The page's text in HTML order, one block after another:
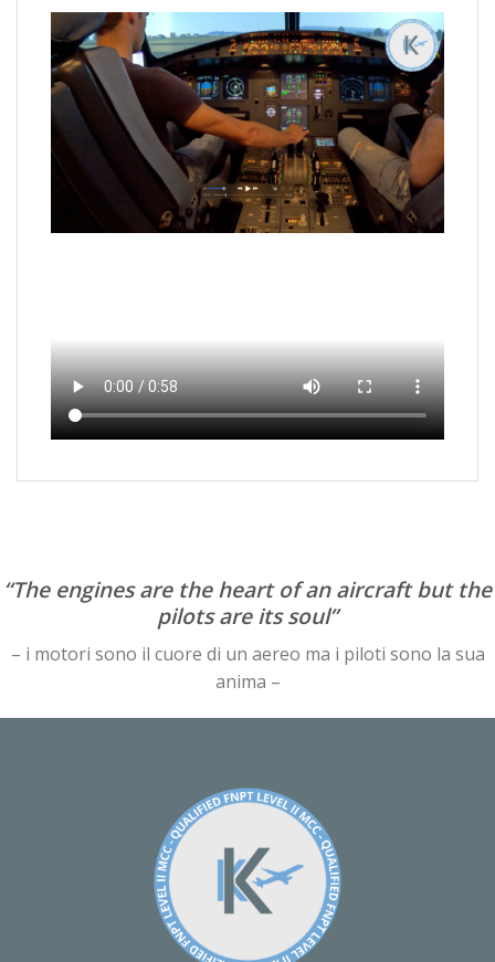
“The engines are the heart of an aircraft but the
pilots are its soul”
– i motori sono il cuore di un aereo ma i piloti sono la sua
anima –